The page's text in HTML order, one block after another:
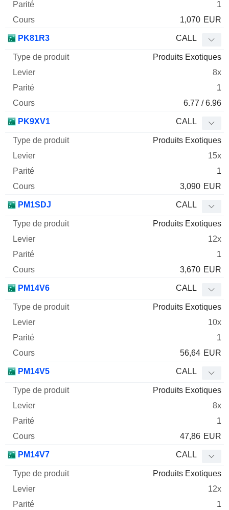
1
1,070 EUR
PK81R3 CALL
Produits Exotiques
8x
1
6.77 / 6.96
PK9XV1 CALL
Produits Exotiques
15x
1
3,090 EUR
PM1SDJ CALL
Produits Exotiques
12x
1
3,670 EUR
PM14V6 CALL
Produits Exotiques
10x
1
56,64 EUR
PM14V5 CALL
Produits Exotiques
8x
1
47,86 EUR
PM14V7 CALL
Produits Exotiques
12x
1